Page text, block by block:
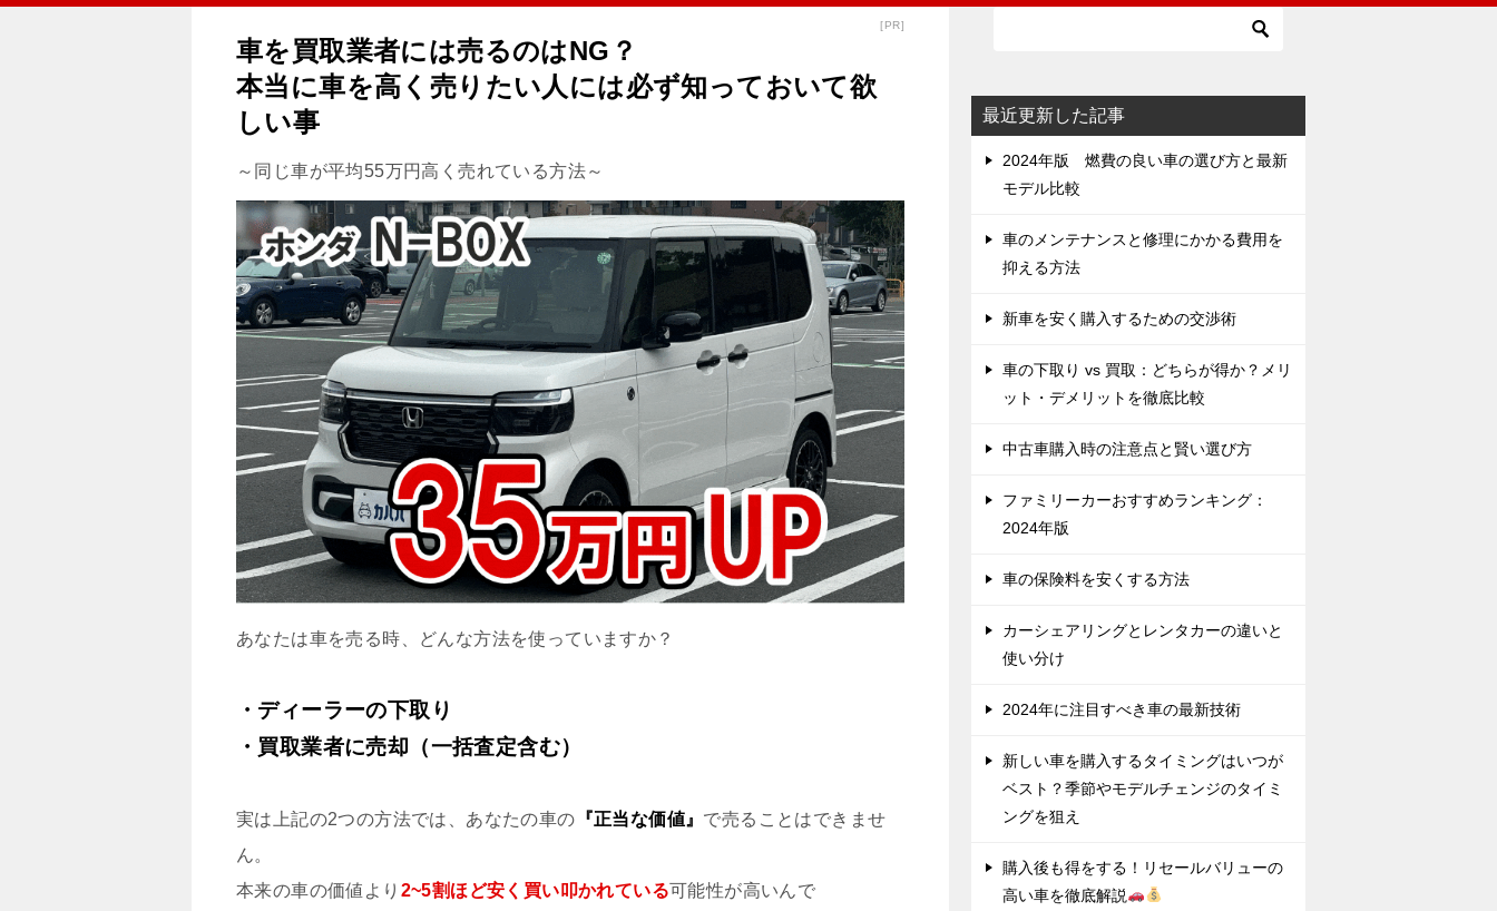
[PR]
車を買取業者には売るのはNG？
本当に車を高く売りたい人には必ず知っておいて欲
しい事
～同じ車が平均55万円高く売れている方法～
あなたは車を売る時、どんな方法を使っていますか？
・ディーラーの下取り
・買取業者に売却（一括査定含む）
実は上記の2つの方法では、あなたの車の 『正当な価値』 で売ることはできませ
ん。
本来の車の価値より 2~5割ほど安く買い叩かれている可能性が高いんで
最近更新した記事
2024年版 燃費の良い車の選び方と最新
モデル比較
車のメンテナンスと修理にかかる費用を
抑える方法
新車を安く購入するための交渉術
車の下取り vs 買取：どちらが得か？メリ
ット・デメリットを徹底比較
中古車購入時の注意点と賢い選び方
ファミリーカーおすすめランキング：
2024年版
車の保険料を安くする方法
カーシェアリングとレンタカーの違いと
使い分け
2024年に注目すべき車の最新技術
新しい車を購入するタイミングはいつが
ベスト？季節やモデルチェンジのタイミ
ングを狙え
購入後も得をする！リセールバリューの
高い車を徹底解説